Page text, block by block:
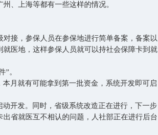
、上海等都有一些这样的情况。
接，参保人员在参保地进行简单备案，备案以
医地，这样参保人员就可以持社会保障卡到就
。
月就有可能拿到第一批资金，系统开发即可启
开发。同时，省级系统改造正在进行，下一步
省就医互不相认的问题，人社部正在进行后台